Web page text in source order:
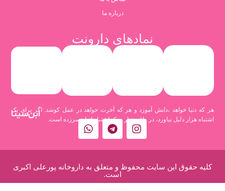
درباره ما
نمادهای دارونت
هر که دنیا خواهد ،دانش آموزد و هر که آخرت خواهد در عمل کوشد. اگر برای یک
اشتباه هزار دلیل بیاورد، در واقع هزار و یک اشتباه از او سرزده است.
ابن‌سینا
کلیه حقوق این سایت محفوظ و متعلق به داروخانه پورعلی اکبری
است.